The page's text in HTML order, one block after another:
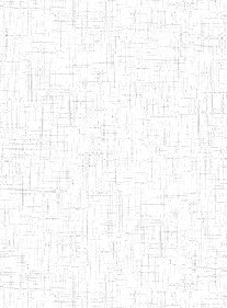
08/09/2015 ENIEG
17/11/2008 ENIEG